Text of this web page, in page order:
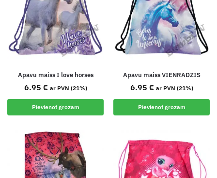
Apavu maiss I love horses
6.95 € ar PVN (21%)
Pievienot grozam
Apavu maiss VIENRADZIS
6.95 € ar PVN (21%)
Pievienot grozam